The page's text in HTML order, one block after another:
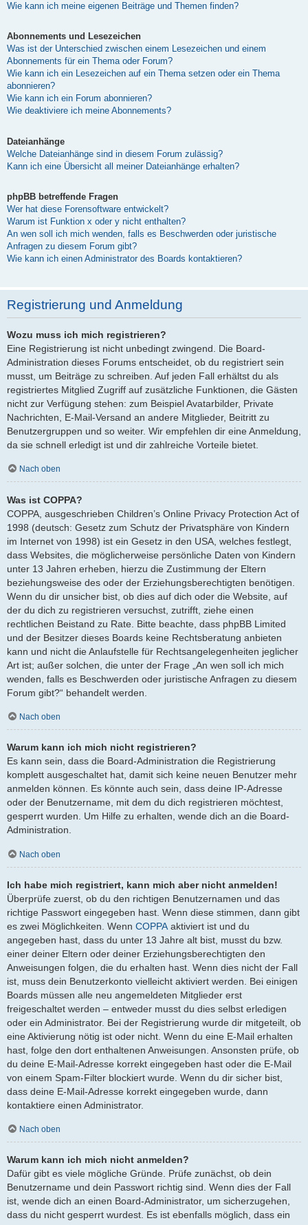
Wie kann ich meine eigenen Beiträge und Themen finden?
Abonnements und Lesezeichen
Was ist der Unterschied zwischen einem Lesezeichen und einem
Abonnements für ein Thema oder Forum?
Wie kann ich ein Lesezeichen auf ein Thema setzen oder ein Thema
abonnieren?
Wie kann ich ein Forum abonnieren?
Wie deaktiviere ich meine Abonnements?
Dateianhänge
Welche Dateianhänge sind in diesem Forum zulässig?
Kann ich eine Übersicht all meiner Dateianhänge erhalten?
phpBB betreffende Fragen
Wer hat diese Forensoftware entwickelt?
Warum ist Funktion x oder y nicht enthalten?
An wen soll ich mich wenden, falls es Beschwerden oder juristische
Anfragen zu diesem Forum gibt?
Wie kann ich einen Administrator des Boards kontaktieren?
Registrierung und Anmeldung
Wozu muss ich mich registrieren?
Eine Registrierung ist nicht unbedingt zwingend. Die Board-
Administration dieses Forums entscheidet, ob du registriert sein
musst, um Beiträge zu schreiben. Auf jeden Fall erhältst du als
registriertes Mitglied Zugriff auf zusätzliche Funktionen, die Gästen
nicht zur Verfügung stehen: zum Beispiel Avatarbilder, Private
Nachrichten, E-Mail-Versand an andere Mitglieder, Beitritt zu
Benutzergruppen und so weiter. Wir empfehlen dir eine Anmeldung,
da sie schnell erledigt ist und dir zahlreiche Vorteile bietet.
Nach oben
Was ist COPPA?
COPPA, ausgeschrieben Children’s Online Privacy Protection Act of
1998 (deutsch: Gesetz zum Schutz der Privatsphäre von Kindern
im Internet von 1998) ist ein Gesetz in den USA, welches festlegt,
dass Websites, die möglicherweise persönliche Daten von Kindern
unter 13 Jahren erheben, hierzu die Zustimmung der Eltern
beziehungsweise des oder der Erziehungsberechtigten benötigen.
Wenn du dir unsicher bist, ob dies auf dich oder die Website, auf
der du dich zu registrieren versuchst, zutrifft, ziehe einen
rechtlichen Beistand zu Rate. Bitte beachte, dass phpBB Limited
und der Besitzer dieses Boards keine Rechtsberatung anbieten
kann und nicht die Anlaufstelle für Rechtsangelegenheiten jeglicher
Art ist; außer solchen, die unter der Frage „An wen soll ich mich
wenden, falls es Beschwerden oder juristische Anfragen zu diesem
Forum gibt?“ behandelt werden.
Nach oben
Warum kann ich mich nicht registrieren?
Es kann sein, dass die Board-Administration die Registrierung
komplett ausgeschaltet hat, damit sich keine neuen Benutzer mehr
anmelden können. Es könnte auch sein, dass deine IP-Adresse
oder der Benutzername, mit dem du dich registrieren möchtest,
gesperrt wurden. Um Hilfe zu erhalten, wende dich an die Board-
Administration.
Nach oben
Ich habe mich registriert, kann mich aber nicht anmelden!
Überprüfe zuerst, ob du den richtigen Benutzernamen und das
richtige Passwort eingegeben hast. Wenn diese stimmen, dann gibt
es zwei Möglichkeiten. Wenn COPPA aktiviert ist und du
angegeben hast, dass du unter 13 Jahre alt bist, musst du bzw.
einer deiner Eltern oder deiner Erziehungsberechtigten den
Anweisungen folgen, die du erhalten hast. Wenn dies nicht der Fall
ist, muss dein Benutzerkonto vielleicht aktiviert werden. Bei einigen
Boards müssen alle neu angemeldeten Mitglieder erst
freigeschaltet werden – entweder musst du dies selbst erledigen
oder ein Administrator. Bei der Registrierung wurde dir mitgeteilt, ob
eine Aktivierung nötig ist oder nicht. Wenn du eine E-Mail erhalten
hast, folge den dort enthaltenen Anweisungen. Ansonsten prüfe, ob
du deine E-Mail-Adresse korrekt eingegeben hast oder die E-Mail
von einem Spam-Filter blockiert wurde. Wenn du dir sicher bist,
dass deine E-Mail-Adresse korrekt eingegeben wurde, dann
kontaktiere einen Administrator.
Nach oben
Warum kann ich mich nicht anmelden?
Dafür gibt es viele mögliche Gründe. Prüfe zunächst, ob dein
Benutzername und dein Passwort richtig sind. Wenn dies der Fall
ist, wende dich an einen Board-Administrator, um sicherzugehen,
dass du nicht gesperrt wurdest. Es ist ebenfalls möglich, dass ein